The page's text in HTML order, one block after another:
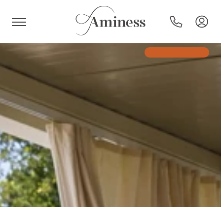
HR
Hotels en resorts
Campings
Speciale aanbiedingen
Bestemmingen
Vakantietypes